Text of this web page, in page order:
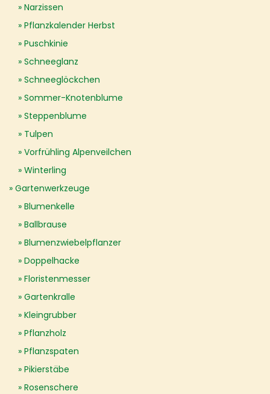
Narzissen
Pflanzkalender Herbst
Puschkinie
Schneeglanz
Schneeglöckchen
Sommer-Knotenblume
Steppenblume
Tulpen
Vorfrühling Alpenveilchen
Winterling
Gartenwerkzeuge
Blumenkelle
Ballbrause
Blumenzwiebelpflanzer
Doppelhacke
Floristenmesser
Gartenkralle
Kleingrubber
Pflanzholz
Pflanzspaten
Pikierstäbe
Rosenschere